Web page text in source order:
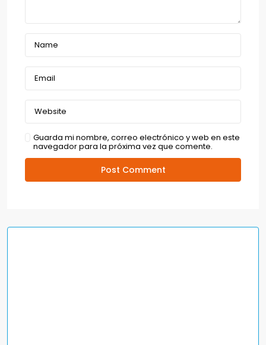
Guarda mi nombre, correo electrónico y web en este
navegador para la próxima vez que comente.